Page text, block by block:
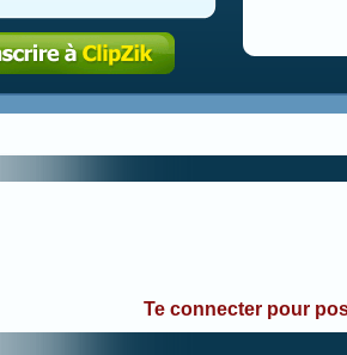
Te connecter pour